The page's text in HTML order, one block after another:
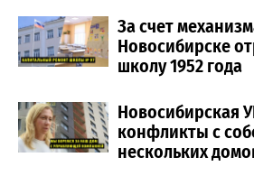
За счет
Новосибирске
школу 1952 года
Новосибирская
конфликты с
нескольких